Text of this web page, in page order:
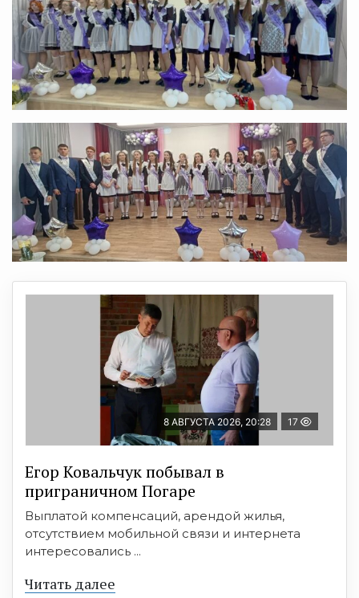
8 АВГУСТА 2026, 20:28 17
Егор Ковальчук побывал в
приграничном Погаре
Выплатой компенсаций, арендой жилья,
отсутствием мобильной связи и интернета
интересовались ...
Читать далее